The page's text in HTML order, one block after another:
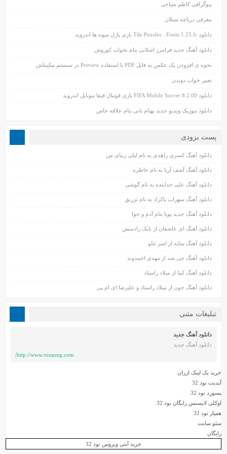
بیوگرافی کاظم سیاحی
معرفی دریاچه سبلان
دانلود Tile Puzzles · Fruits 1.25.fr بازی پازل میوه ها اندروید
دانلود آهنگ جدید فرامرز اصلانی بنام نخواب کوروش
نحوه ی افزودن یک عکس به فایل PDF با استفاده Preview در سیستم مکینتاش
تعبیر خواب دویدن
دانلود FIFA Mobile Soccer 8.2.00 بازی فوتبال فیفا موبایل اندروید
دانلود موزیک ویدیو جدید بهنام بانی بنام علاقه خاص
پست بزودی
دانلود آهنگ کسری زاهدی به نام لیلی زیبای من
دانلود آهنگ آصف آریا به نام خاطره
دانلود آهنگ علی خدابنده به نام گوشی
دانلود آهنگ سهراب پاکزاد به نام تزریق
دانلود آهنگ جدید پویا بنام آدم و حوا
دانلود آهنگ ای عاشقان از بابک رادمنش
دانلود آهنگ سایه از امیر تتلو
دانلود آهنگ چی شد از مهدی احمدوند
دانلود آهنگ کما از میلاد راستاد
دانلود آهنگ خون از میلاد راستاد و علیرضا ای ام پی
تبلیغات متنی
دانلود آهنگ جدید
دانلود آهنگ جدید
http://www.rozsong.com/
خرید بک لینک ارزان
آپدیت نود 32
پسورد نود 32
اوکلی لایسنس رایگان نود 32
همیار نود 32
سئو سایت
رایگان
خرید آنتی ویروس نود 32